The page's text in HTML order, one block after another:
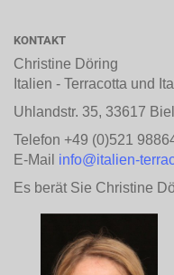
KONTAKT
Christine Döring
Italien - Terracotta und
Uhlandstr. 35, 33617
Telefon +49 (0)521
E-Mail info@italien-
Es berät Sie Christine